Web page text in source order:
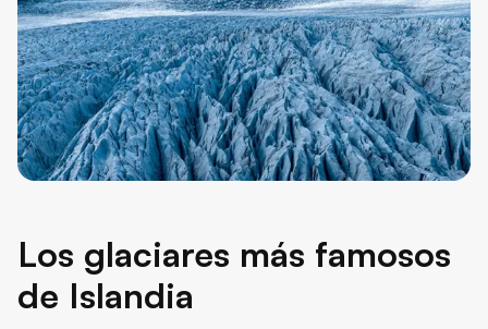
Los glaciares más famosos
de Islandia